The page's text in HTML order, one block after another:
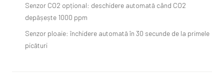
Senzor CO2 opțional: deschidere automată când CO2
depășește 1000 ppm
Senzor ploaie: închidere automată în 30 secunde de la primele
picături